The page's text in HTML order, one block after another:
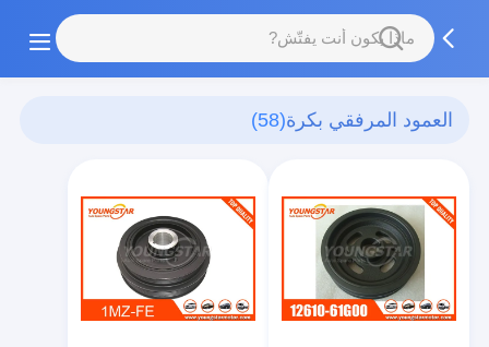
العمود المرفقي بكرة(58)